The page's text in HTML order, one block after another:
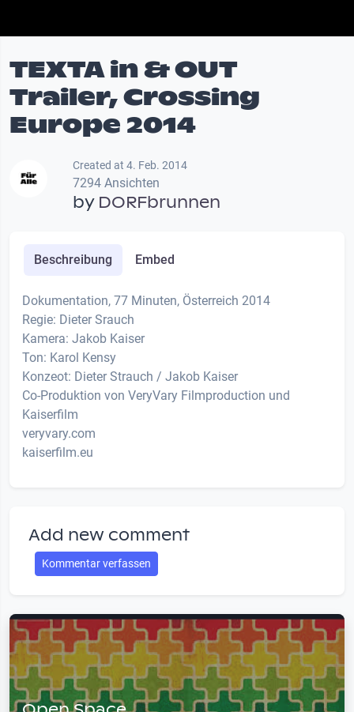
TEXTA in & OUT
Trailer, Crossing
Europe 2014
Created at 4. Feb. 2014
7294 Ansichten
by DORFbrunnen
Beschreibung Embed
Dokumentation, 77 Minuten, Österreich 2014
Regie: Dieter Srauch
Kamera: Jakob Kaiser
Ton: Karol Kensy
Konzeot: Dieter Strauch / Jakob Kaiser
Co-Produktion von VeryVary Filmproduction und
Kaiserfilm
veryvary.com
kaiserfilm.eu
Add new comment
Kommentar verfassen